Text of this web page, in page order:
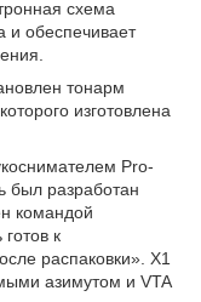
схема
и обеспечивает
тонарм
изготовлена
Pro-
был разработан
командой
к
распаковки». X1
азимутом и VTA